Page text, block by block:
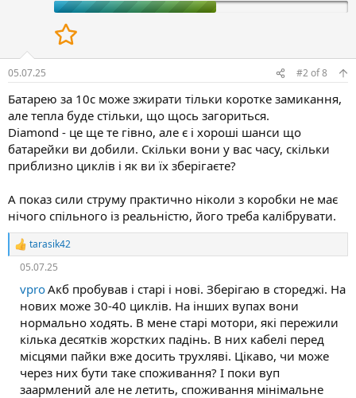
05.07.25 #2of8
Батарею за 10с може зжирати тільки коротке замикання,
але тепла буде стільки, що щось загориться.
Diamond - це ще те гівно, але є і хороші шанси що
батарейки ви добили. Скільки вони у вас часу, скільки
приблизно циклів і як ви їх зберігаєте?
А показ сили струму практично ніколи з коробки не має
нічого спільного із реальністю, його треба калібрувати.
Р
tarasik42
05.07.25
vproАкб пробував і старі і нові. Зберігаю в стореджі. На
нових може 30-40 циклів. На інших вупах вони
нормально ходять. В мене старі мотори, які пережили
кілька десятків жорстких падінь. В них кабелі перед
місцями пайки вже досить трухляві. Цікаво, чи може
через них бути таке споживання? І поки вуп
заармлений але не летить, споживання мінімальне